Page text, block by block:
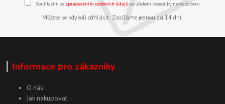
Souhlasím se zpracováním osobních údajůza účelem rozesílky newsletteru.
Můžete se kdykoli odhlásit. Zasíláme jednou za 14 dní.
Informace pro zákazníky
O nás
Jak nakupovat